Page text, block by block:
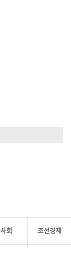
사회 조선경제